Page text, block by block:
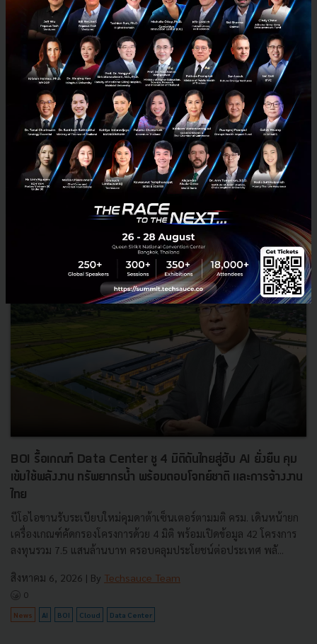
3 เรื่องที่ประเทศไทยต้อง Focus สร้างคน–นวัตกรรม–ปฏิรูป
ระบบราชการ เพื่อยกระดับขีดความสามารถประเทศ
นายอนุทิน ชาญวีรกูล นายกรัฐมนตรีและรัฐมนตรีว่าการกระทรวง
มหาดไทย กล่าวปาฐกถาพิเศษในหัวข้อ “ฝ่าวิกฤติ รับมือระเบียบโลก
ใหม่” ในงาน The INTANIA Forum...
สิงหาคม 6, 2026| By Techsauce Team
0
เศรษฐกิจไทย
BOI รื้อเกณฑ์ Data Center ชู 4 มิติดันไทยสู่ฮับ AI ยั่งยืน คุม
เข้มใช้พลังงาน ทรัพยากรน้ำ พร้อมตอบโจทย์ชาติ และการจ้างงาน
ไทย
บีโอไอขานรับระเบียบใหม่คุมดาต้าเซ็นเตอร์ตามมติ ครม. เดินหน้ายก
เครื่องเกณฑ์คัดกรองโครงการด้วย 4 มิติ พร้อมเปิดข้อมูล 42 โครงการ
ลงทุนรวม 7.5 แสนล้านบาท ครอบคลุมประโยชน์ต่อประเทศ พลั...
สิงหาคม 6, 2026 | By Techsauce Team
0
News AI BOI Cloud Data Center